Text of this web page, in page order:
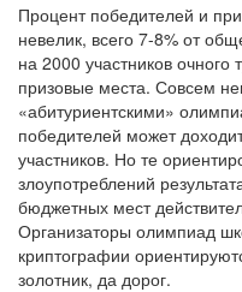
Процент победителей и
невелик, всего 7-8% от
на 2000 участников
призовые места. Совсем
«абитуриентскими»
победителей может
участников. Но те
злоупотреблений
бюджетных мест
Организаторы олимпиад
криптографии
золотник, да дорог.